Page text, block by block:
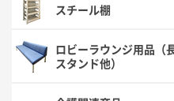
スチール棚
ロビーラウンジ用品（
スタンド他）